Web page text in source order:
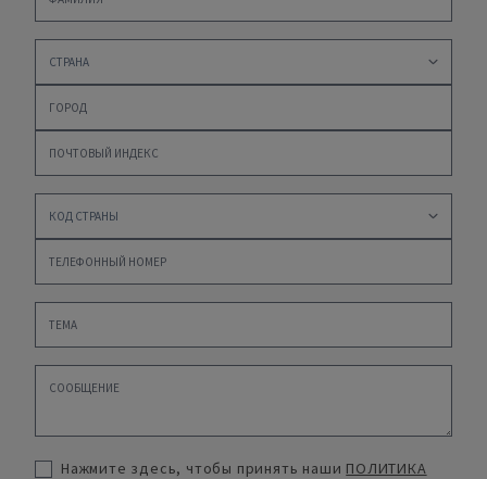
Нажмите здесь, чтобы принять наши ПОЛИТИКА